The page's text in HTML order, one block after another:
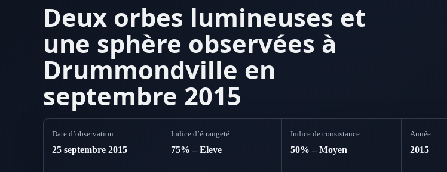
Deux orbes lumineuses et
une sphère observées à
Drummondville en
septembre 2015
Date d’observation
25 septembre 2015
Indice d’étrangeté
75% – Eleve
Indice de consistance
50% – Moyen
Année
2015